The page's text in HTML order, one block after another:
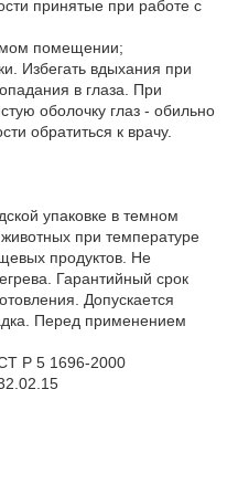
принятые при работе с
помещении;
Избегать вдыхания при
в глаза. При
оболочку глаз - обильно
обратиться к врачу.
упаковке в темном
при температуре
продуктов. Не
Гарантийный срок
Допускается
Перед применением
Р 5 1696-2000